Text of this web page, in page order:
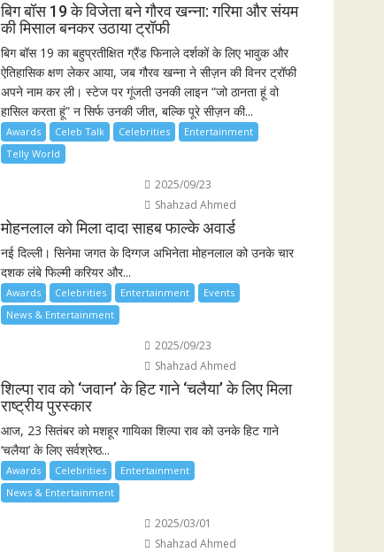
बिग बॉस 19 के विजेता बने गौरव खन्ना: गरिमा और संयम
की मिसाल बनकर उठाया ट्रॉफी
बिग बॉस 19 का बहुप्रतीक्षित ग्रैंड फिनाले दर्शकों के लिए भावुक और
ऐतिहासिक क्षण लेकर आया, जब गौरव खन्ना ने सीज़न की विनर ट्रॉफी
अपने नाम कर ली। स्टेज पर गूंजती उनकी लाइन “जो ठानता हूं वो
हासिल करता हूं” न सिर्फ उनकी जीत, बल्कि पूरे सीज़न की...
Awards Celeb Talk Celebrities
Entertainment
Telly World
2025/09/23
Shahzad Ahmed
मोहनलाल को मिला दादा साहब फाल्के अवार्ड
नई दिल्ली। सिनेमा जगत के दिग्गज अभिनेता मोहनलाल को उनके चार
दशक लंबे फिल्मी करियर और...
Awards Celebrities Entertainment
Events
News & Entertainment
2025/09/23
Shahzad Ahmed
शिल्पा राव को ‘जवान’ के हिट गाने ‘चलैया’ के लिए मिला
राष्ट्रीय पुरस्कार
आज, 23 सितंबर को मशहूर गायिका शिल्पा राव को उनके हिट गाने
‘चलैया’ के लिए सर्वश्रेष्ठ...
Awards Celebrities
Entertainment
News & Entertainment
2025/03/01
Shahzad Ahmed